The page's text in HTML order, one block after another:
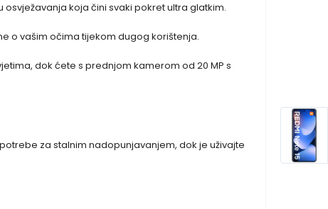
osvježavanja koja čini svaki pokret ultra glatkim.
o vašim očima tijekom dugog korištenja.
dok ćete s prednjom kamerom od 20 MP s
za stalnim nadopunjavanjem, dok je uživajte